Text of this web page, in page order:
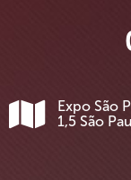
Expo São
1,5 São